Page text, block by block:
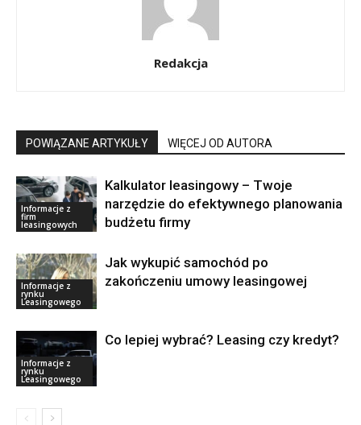
Redakcja
POWIĄZANE ARTYKUŁY WIĘCEJ OD AUTORA
Informacje z
firm
leasingowych
Kalkulator leasingowy – Twoje
narzędzie do efektywnego planowania
budżetu firmy
Informacje z
rynku
Leasingowego
Jak wykupić samochód po
zakończeniu umowy leasingowej
Informacje z
rynku
Leasingowego
Co lepiej wybrać? Leasing czy kredyt?